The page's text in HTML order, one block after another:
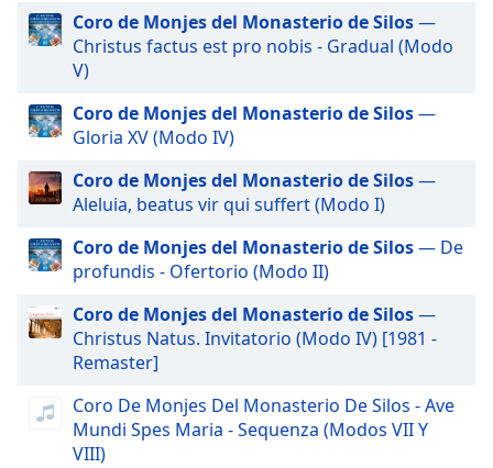
modal
window.
Beginning
dialog
Escape
cancel
and
window.
Color
Coro de Monjes del Monasterio de Silos—
Christus factus est pro nobis - Gradual (Modo
V)
Coro de Monjes del Monasterio de Silos—
Gloria XV (Modo IV)
Coro de Monjes del Monasterio de Silos—
Aleluia, beatus vir qui suffert (Modo I)
Coro de Monjes del Monasterio de Silos— De
profundis - Ofertorio (Modo II)
Coro de Monjes del Monasterio de Silos—
Christus Natus. Invitatorio (Modo IV) [1981 -
Remaster]
Coro De Monjes Del Monasterio De Silos - Ave
Mundi Spes Maria - Sequenza (Modos VII Y
VIII)